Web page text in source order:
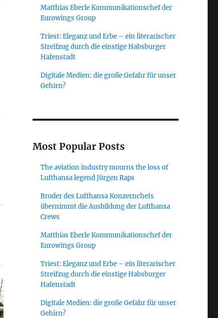
Matthias Eberle Kommunikationschef der
Eurowings Group
Triest: Eleganz und Erbe – ein literarischer
Streifzug durch die einstige Habsburger
Hafenstadt
Digitale Medien: die große Gefahr für unser
Gehirn?
Most Popular Posts
The aviation industry mourns the loss of
Lufthansa legend Jürgen Raps
Bruder des Lufthansa Konzernchefs
übernimmt die Ausbildung der Lufthansa
Crews
Matthias Eberle Kommunikationschef der
Eurowings Group
Triest: Eleganz und Erbe – ein literarischer
Streifzug durch die einstige Habsburger
Hafenstadt
Digitale Medien: die große Gefahr für unser
Gehirn?